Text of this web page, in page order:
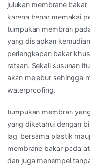
julukan membrane
karena benar memakai
tumpukan membran
yang disiapkan
perlengkapan bakar
rataan. Sekali susunan
akan melebur sehingga
waterproofing.
tumpukan membran
yang diketahui dengan
lagi bersama plastik
membrane bakar pada
dan juga menempel